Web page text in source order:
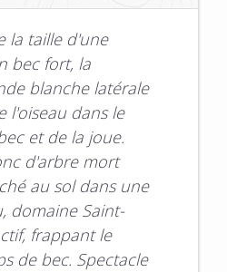
la taille d'une
bec fort, la
blanche latérale
l'oiseau dans le
et de la joue.
d'arbre mort
au sol dans une
domaine Saint-
frappant le
de bec. Spectacle